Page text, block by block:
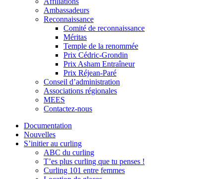
Ambassadeurs
Reconnaissance
Comité de reconnaissance
Méritas
Temple de la renommée
Prix Cédric-Grondin
Prix Asham Entraîneur
Prix Réjean-Paré
Conseil d’administration
Associations régionales
MEES
Contactez-nous
Documentation
Nouvelles
S’initier au curling
ABC du curling
T’es plus curling que tu penses !
Curling 101 entre femmes